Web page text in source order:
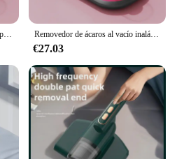
Aspiradora compacta inalámbrica para dormitorio, eliminador de polvo y ácaros para uso doméstico, herramienta de limpieza eliminadora de ácaros de alta potencia de tamaño pequeño Removedor de ácaros al vacío inalámbrico, gran potencia de succión, limpiador de ropa de cama para el hogar, máquina de mano inalámbrica, limpieza de ácaros Robot profundo
€27.03